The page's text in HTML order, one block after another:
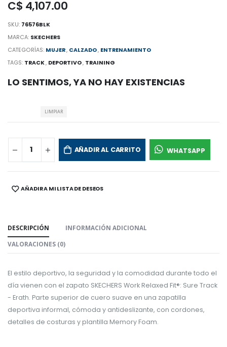
C$ 4,107.00
SKU: 76576BLK
MARCA: SKECHERS
CATEGORÍAS: MUJER, CALZADO, ENTRENAMIENTO
TAGS: TRACK, DEPORTIVO, TRAINING
LO SENTIMOS, YA NO HAY EXISTENCIAS
LIMPIAR
AÑADIR AL CARRITO WHATSAPP
SHARE:AÑADIR A MI LISTA DE DESEOS
DESCRIPCIÓN
INFORMACIÓN ADICIONAL
VALORACIONES (0)
El estilo deportivo, la seguridad y la comodidad durante todo el
día vienen con el zapato SKECHERS Work Relaxed Fit®: Sure Track
- Erath. Parte superior de cuero suave en una zapatilla
deportiva informal, cómoda y antideslizante, con cordones,
detalles de costuras y plantilla Memory Foam.